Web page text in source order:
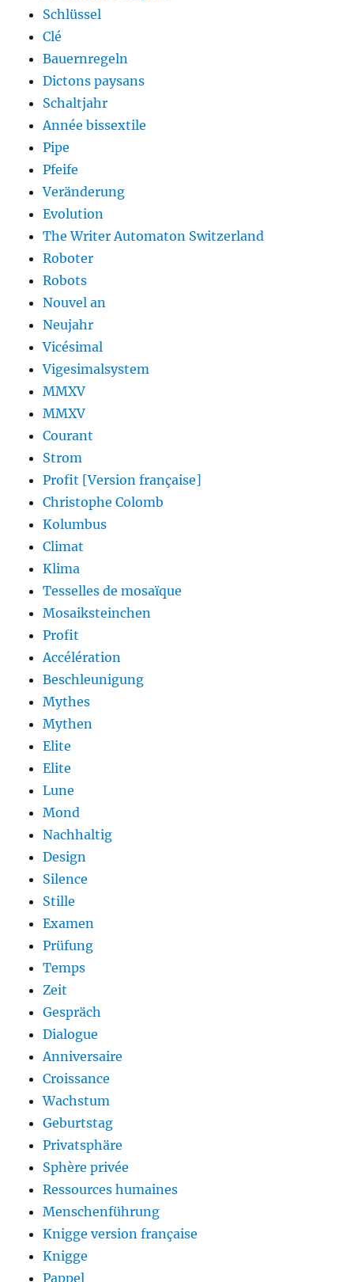
Schlüssel
Clé
Bauernregeln
Dictons paysans
Schaltjahr
Année bissextile
Pipe
Pfeife
Veränderung
Evolution
The Writer Automaton Switzerland
Roboter
Robots
Nouvel an
Neujahr
Vicésimal
Vigesimalsystem
MMXV
MMXV
Courant
Strom
Profit [Version française]
Christophe Colomb
Kolumbus
Climat
Klima
Tesselles de mosaïque
Mosaiksteinchen
Profit
Accélération
Beschleunigung
Mythes
Mythen
Elite
Elite
Lune
Mond
Nachhaltig
Design
Silence
Stille
Examen
Prüfung
Temps
Zeit
Gespräch
Dialogue
Anniversaire
Croissance
Wachstum
Geburtstag
Privatsphäre
Sphère privée
Ressources humaines
Menschenführung
Knigge version française
Knigge
Pappel